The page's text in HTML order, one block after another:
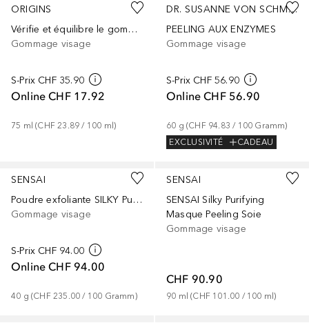
ORIGINS
Vérifie et équilibre le gommage pour le visage à la tourmaline
Gommage visage
S-Prix CHF 35.90
Online CHF 17.92
75 ml (CHF 23.89 / 100 ml)
DR. SUSANNE VON SCHMIEDEBERG
PEELING AUX ENZYMES
Gommage visage
S-Prix CHF 56.90
Online CHF 56.90
60 g (CHF 94.83 / 100 Gramm)
EXCLUSIVITÉ
CADEAU
SENSAI
Poudre exfoliante SILKY Purifying Silk Matcha
Gommage visage
S-Prix CHF 94.00
Online CHF 94.00
40 g (CHF 235.00 / 100 Gramm)
SENSAI
SENSAI Silky Purifying
Masque Peeling Soie
Gommage visage
CHF 90.90
90 ml (CHF 101.00 / 100 ml)